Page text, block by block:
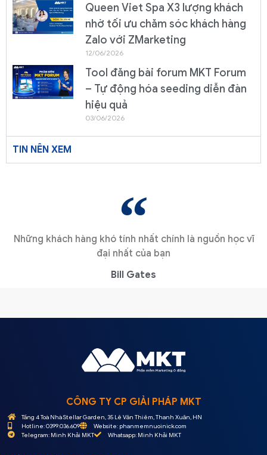
Queen Viet Spa X3 lượng khách
nhờ tối ưu chăm sóc khách hàng
Zalo với ZMarketing
12/06/2026
Tool đăng bài forum MKT Forum
– Tự động hóa seeding diễn đàn
hiệu quả
03/06/2026
TIN NÊN XEM
Những khách hàng khó tính nhất chính là nguồn học vĩ
đại nhất của bạn
Bill Gates
CÔNG TY CP GIẢI PHÁP MKT
Tầng 4 Toà Nhà Stellar Garden, 35 Lê Văn Thiêm, Thanh Xuân, HN
Hotline: 0399.036.609
Website: phanmemnuoinick.com
Telegram: Minh Khải MKT
Whatsapp: Minh Khải MKT